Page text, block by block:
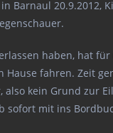
Barnaul 20.9.2012,
haben, hat
Hause fahren. Zeit
also kein Grund zur
sofort mit ins